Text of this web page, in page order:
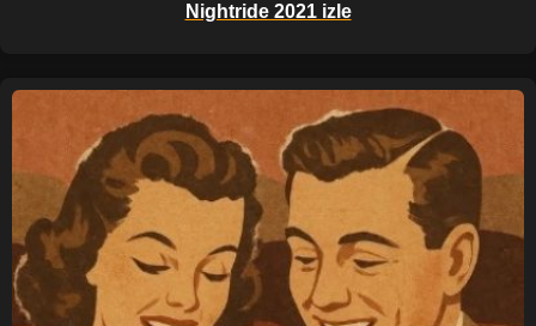
Nightride 2021 izle